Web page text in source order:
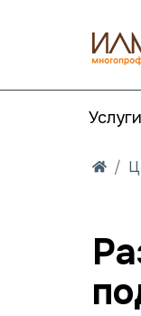
Услуги